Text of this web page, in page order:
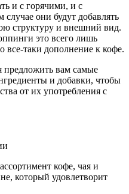
и с горячими, и с
они будут добавлять
структуру и внешний вид.
это всего лишь
таки дополнение к кофе.
предложить вам самые
и добавки, чтобы
от их употребления с
кофе, чая и
который удовлетворит